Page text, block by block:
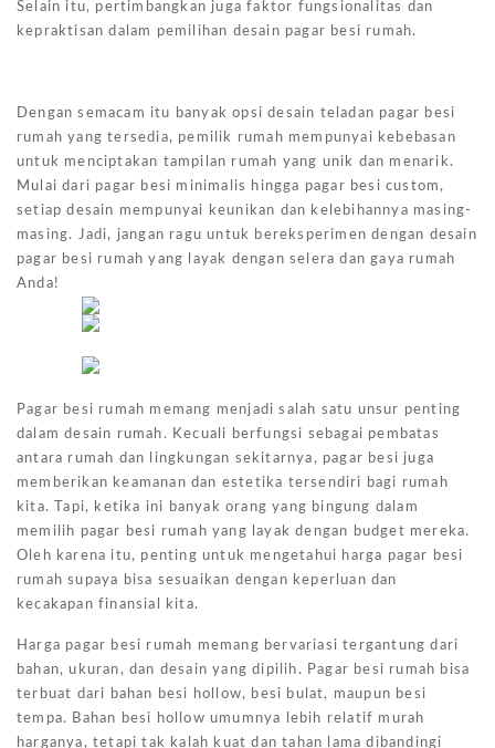
Selain itu, pertimbangkan juga faktor fungsionalitas dan
kepraktisan dalam pemilihan desain pagar besi rumah.
Dengan semacam itu banyak opsi desain teladan pagar besi
rumah yang tersedia, pemilik rumah mempunyai kebebasan
untuk menciptakan tampilan rumah yang unik dan menarik.
Mulai dari pagar besi minimalis hingga pagar besi custom,
setiap desain mempunyai keunikan dan kelebihannya masing-
masing. Jadi, jangan ragu untuk bereksperimen dengan desain
pagar besi rumah yang layak dengan selera dan gaya rumah
Anda!
Pagar besi rumah memang menjadi salah satu unsur penting
dalam desain rumah. Kecuali berfungsi sebagai pembatas
antara rumah dan lingkungan sekitarnya, pagar besi juga
memberikan keamanan dan estetika tersendiri bagi rumah
kita. Tapi, ketika ini banyak orang yang bingung dalam
memilih pagar besi rumah yang layak dengan budget mereka.
Oleh karena itu, penting untuk mengetahui harga pagar besi
rumah supaya bisa sesuaikan dengan keperluan dan
kecakapan finansial kita.
Harga pagar besi rumah memang bervariasi tergantung dari
bahan, ukuran, dan desain yang dipilih. Pagar besi rumah bisa
terbuat dari bahan besi hollow, besi bulat, maupun besi
tempa. Bahan besi hollow umumnya lebih relatif murah
harganya, tetapi tak kalah kuat dan tahan lama dibandingi